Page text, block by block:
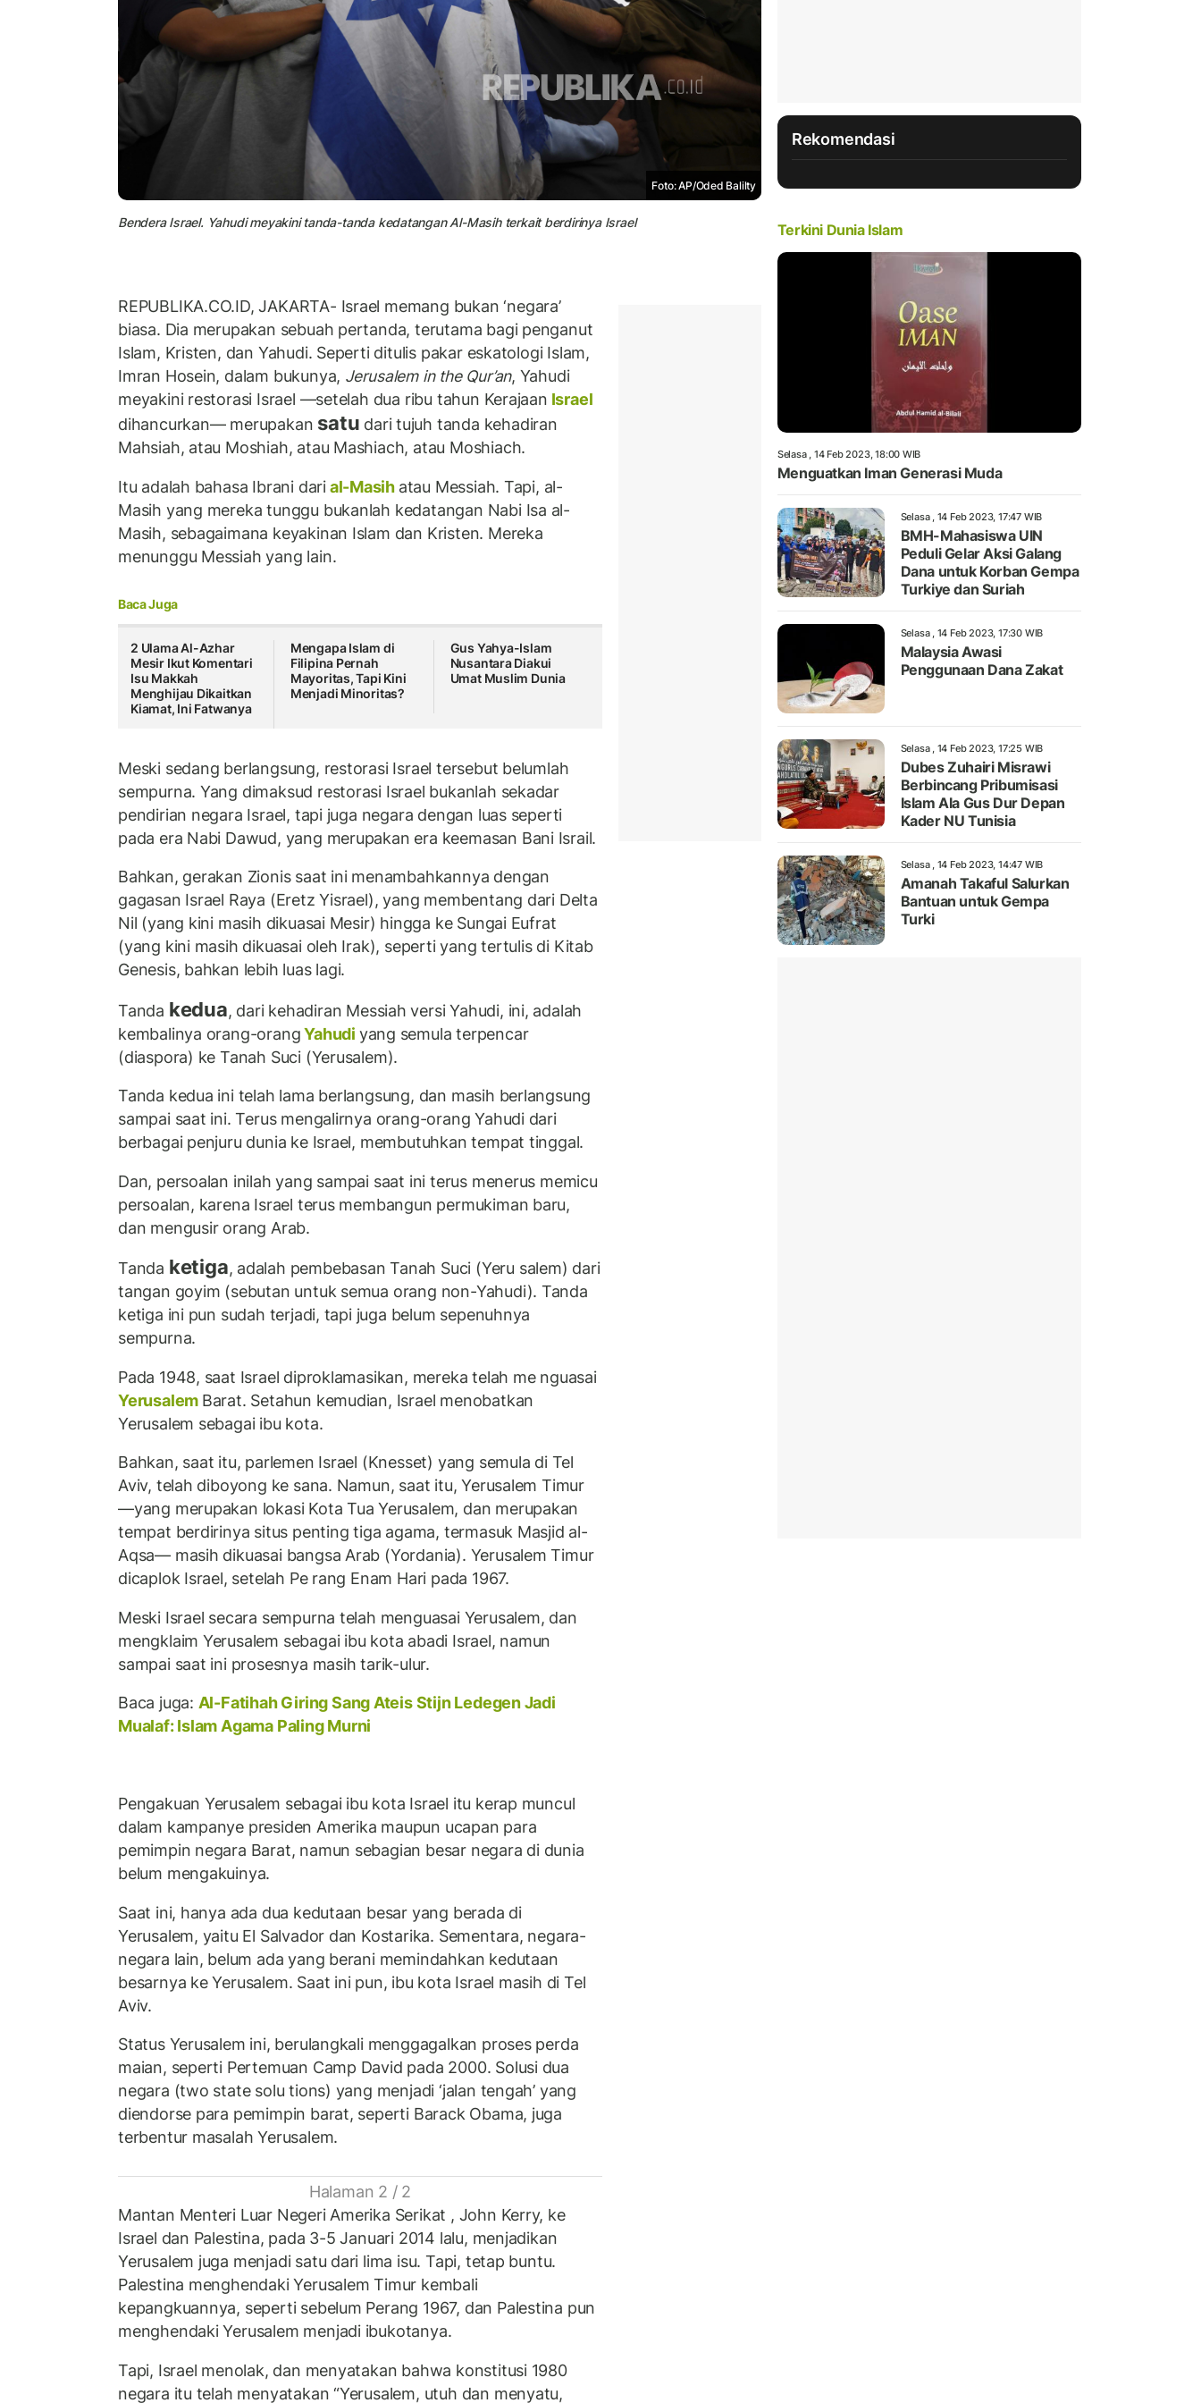
Foto: AP/Oded Balilty
Bendera Israel. Yahudi meyakini tanda-tanda kedatangan Al-Masih terkait berdirinya Israel
REPUBLIKA.CO.ID, JAKARTA- Israel memang bukan ‘negara’
biasa. Dia merupakan sebuah pertanda, terutama bagi penganut
Islam, Kristen, dan Yahudi. Seperti ditulis pakar eskatologi Islam,
Imran Hosein, dalam bukunya, Jerusalem in the Qur’an, Yahudi
meyakini restorasi Israel —setelah dua ribu tahun Kerajaan Israel
dihancurkan— merupakan satu dari tujuh tanda kehadiran
Mahsiah, atau Moshiah, atau Mashiach, atau Moshiach.
Itu adalah bahasa Ibrani darial-Masih atau Messiah. Tapi, al-
Masih yang mereka tunggu bukanlah kedatangan Nabi Isa al-
Masih, sebagaimana keyakinan Islam dan Kristen. Mereka
menunggu Messiah yang lain.
Baca Juga
2 Ulama Al-Azhar
Mesir Ikut Komentari
Isu Makkah
Menghijau Dikaitkan
Kiamat, Ini Fatwanya
Mengapa Islam di
Filipina Pernah
Mayoritas, Tapi Kini
Menjadi Minoritas?
Gus Yahya-Islam
Nusantara Diakui
Umat Muslim Dunia
Meski sedang berlangsung, restorasi Israel tersebut belumlah
sempurna. Yang dimaksud restorasi Israel bukanlah sekadar
pendirian negara Israel, tapi juga negara dengan luas seperti
pada era Nabi Dawud, yang merupakan era keemasan Bani Israil.
Bahkan, gerakan Zionis saat ini menambahkannya dengan
gagasan Israel Raya (Eretz Yisrael), yang membentang dari Delta
Nil (yang kini masih dikuasai Mesir) hingga ke Sungai Eufrat
(yang kini masih dikuasai oleh Irak), seperti yang tertulis di Kitab
Genesis, bahkan lebih luas lagi.
Tanda kedua, dari kehadiran Messiah versi Yahudi, ini, adalah
kembalinya orang-orangYahudi yang semula terpencar
(diaspora) ke Tanah Suci (Yerusalem).
Tanda kedua ini telah lama berlangsung, dan masih berlangsung
sampai saat ini. Terus mengalirnya orang-orang Yahudi dari
berbagai penjuru dunia ke Israel, membutuhkan tempat tinggal.
Dan, persoalan inilah yang sampai saat ini terus menerus memicu
persoalan, karena Israel terus membangun permukiman baru,
dan mengusir orang Arab.
Tanda ketiga, adalah pembebasan Tanah Suci (Yeru salem) dari
tangan goyim (sebutan untuk semua orang non-Yahudi). Tanda
ketiga ini pun sudah terjadi, tapi juga belum sepenuhnya
sempurna.
Pada 1948, saat Israel diproklamasikan, mereka telah me nguasai
Yerusalem Barat. Setahun kemudian, Israel menobatkan
Yerusalem sebagai ibu kota.
Bahkan, saat itu, parlemen Israel (Knesset) yang semula di Tel
Aviv, telah diboyong ke sana. Namun, saat itu, Yerusalem Timur
—yang merupakan lokasi Kota Tua Yerusalem, dan merupakan
tempat berdirinya situs penting tiga agama, termasuk Masjid al-
Aqsa— masih dikuasai bangsa Arab (Yordania). Yerusalem Timur
dicaplok Israel, setelah Pe rang Enam Hari pada 1967.
Meski Israel secara sempurna telah menguasai Yerusalem, dan
mengklaim Yerusalem sebagai ibu kota abadi Israel, namun
sampai saat ini prosesnya masih tarik-ulur.
Baca juga: Al-Fatihah Giring Sang Ateis Stijn Ledegen Jadi
Mualaf: Islam Agama Paling Murni
Pengakuan Yerusalem sebagai ibu kota Israel itu kerap muncul
dalam kampanye presiden Amerika maupun ucapan para
pemimpin negara Barat, namun sebagian besar negara di dunia
belum mengakuinya.
Saat ini, hanya ada dua kedutaan besar yang berada di
Yerusalem, yaitu El Salvador dan Kostarika. Sementara, negara-
negara lain, belum ada yang berani memindahkan kedutaan
besarnya ke Yerusalem. Saat ini pun, ibu kota Israel masih di Tel
Aviv.
Status Yerusalem ini, berulangkali menggagalkan proses perda
maian, seperti Pertemuan Camp David pada 2000. Solusi dua
negara (two state solu tions) yang menjadi ‘jalan tengah’ yang
diendorse para pemimpin barat, seperti Barack Obama, juga
terbentur masalah Yerusalem.
Halaman 2 / 2
Mantan Menteri Luar Negeri Amerika Serikat , John Kerry, ke
Israel dan Palestina, pada 3-5 Januari 2014 lalu, menjadikan
Yerusalem juga menjadi satu dari lima isu. Tapi, tetap buntu.
Palestina menghendaki Yerusalem Timur kembali
kepangkuannya, seperti sebelum Perang 1967, dan Palestina pun
menghendaki Yerusalem menjadi ibukotanya.
Tapi, Israel menolak, dan menyatakan bahwa konstitusi 1980
negara itu telah menyatakan “Yerusalem, utuh dan menyatu,
Rekomendasi
Terkini Dunia Islam
Selasa , 14 Feb 2023, 18:00 WIB
Menguatkan Iman Generasi Muda
Selasa , 14 Feb 2023, 17:47 WIB
BMH-Mahasiswa UIN
Peduli Gelar Aksi Galang
Dana untuk Korban Gempa
Turkiye dan Suriah
Selasa , 14 Feb 2023, 17:30 WIB
Malaysia Awasi
Penggunaan Dana Zakat
Selasa , 14 Feb 2023, 17:25 WIB
Dubes Zuhairi Misrawi
Berbincang Pribumisasi
Islam Ala Gus Dur Depan
Kader NU Tunisia
Selasa , 14 Feb 2023, 14:47 WIB
Amanah Takaful Salurkan
Bantuan untuk Gempa
Turki